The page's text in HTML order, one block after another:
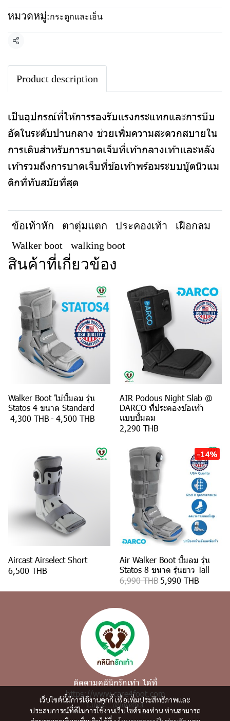
หมวดหมู่:กระดูกและเอ็น
แชร์
Product description
เป็นอุปกรณ์ที่ให้การรองรับแรงกระแทกและการบีบ
อัดในระดับปานกลาง ช่วยเพิ่มความสะดวกสบายใน
การเดินสำหรับการบาดเจ็บที่เท้ากลางเท้าและหลัง
เท้ารวมถึงการบาดเจ็บที่ข้อเท้าพร้อมระบบบู๊ตนิวแม
ติกที่ทันสมัยที่สุด
ข้อเท้าหัก ตาตุ่มแตก ประคองเท้า
เฝือกลม
Walker boot
walking boot
สินค้าที่เกี่ยวข้อง
Walker Boot ไม่ปั้มลม รุ่น
Statos 4 ขนาด Standard
4,300 THB-4,500 THB
AIR Podous Night Slab @
DARCO ที่ประคองข้อเท้า
เเบบปั้มลม
2,290 THB
Aircast Airselect Short
6,500 THB
-14%
Air Walker Boot ปั้มลม รุ่น
Statos 8 ขนาด รุ่นยาว Tall
6,990 THB 5,990 THB
เว็บไซต์นี้มีการใช้งานคุกกี้ เพื่อเพิ่มประสิทธิภาพและ
ประสบการณ์ที่ดีในการใช้งานเว็บไซต์ของท่าน ท่านสามารถ
ติดตามคลินิกรักเท้า ได้ที่
https://www.care4foot.com
Line@ : @lovefoot